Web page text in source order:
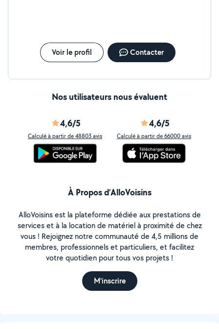
Voir le profil Contacter
Nos utilisateurs nous évaluent
4,6/5
Calculé à partir de 48803 avis
4,6/5
Calculé à partir de 66000 avis
À Propos d’AlloVoisins
AlloVoisins est la plateforme dédiée aux prestations de
services et à la location de matériel à proximité de chez
vous ! Rejoignez notre communauté de 4,5 millions de
membres, professionnels et particuliers, et facilitez
votre quotidien pour tous vos projets !
M'inscrire